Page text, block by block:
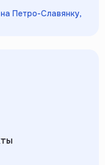
Петро-Славянку,